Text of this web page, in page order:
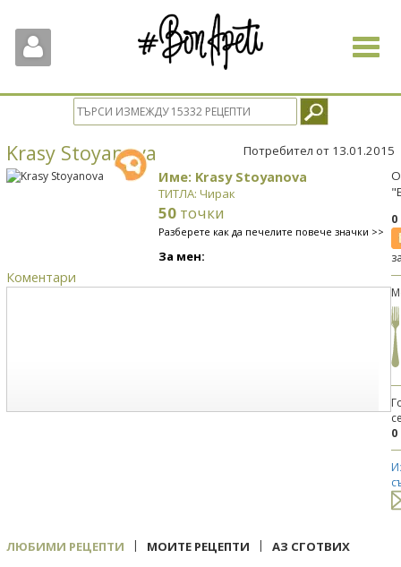
Toggle
Krasy Stoyanova Потребител от 13.01.2015
Име: Krasy Stoyanova
ТИТЛА: Чирак
50 точки
Разберете как да печелите повече значки >>
За мен:
Коментари
0
ЛЮБИМИ РЕЦЕПТИ | МОИТЕ РЕЦЕПТИ | АЗ СГОТВИХ